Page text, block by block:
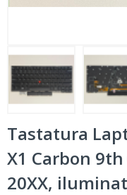
Tastatura
X1 Carbon 9th
20XX,